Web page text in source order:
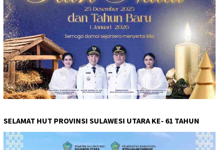
SELAMAT HUT PROVINSI SULAWESI UTARA KE- 61 TAHUN